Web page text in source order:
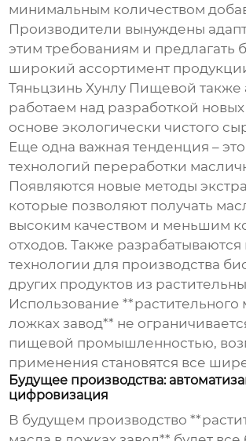
минимальным количеством
Производители вынуждены
этим требованиям и предлагать
широкий ассортимент
Тяньцзинь Хунлу Пищевой также
работаем над разработкой
основе экологически чистого
Еще одна важная тенденция –
технологий переработки
Появляются новые методы
которые позволяют получать
высоким качеством и меньшим
отходов. Также
технологии для производства
других продуктов из
Использование **растительного
ложках завод** не
пищевой промышленностью,
применения становятся все
Будущее производства:
цифровизация
В будущем производство